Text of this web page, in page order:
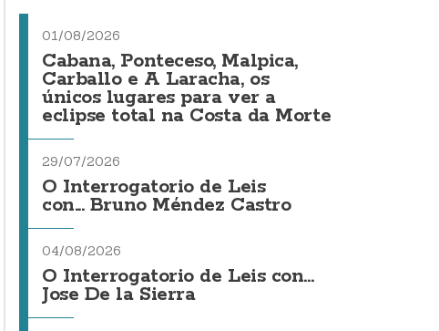
01/08/2026
Cabana, Ponteceso, Malpica,
Carballo e A Laracha, os
únicos lugares para ver a
eclipse total na Costa da Morte
29/07/2026
O Interrogatorio de Leis
con... Bruno Méndez Castro
04/08/2026
O Interrogatorio de Leis con...
Jose De la Sierra